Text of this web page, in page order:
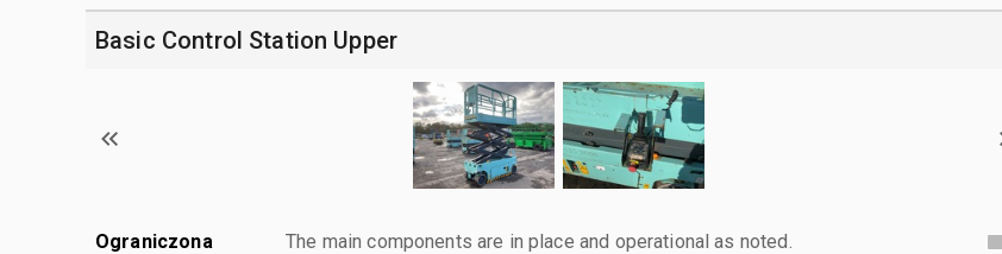
Basic Control Station Upper
Ograniczona
The main components are in place and operational as noted.